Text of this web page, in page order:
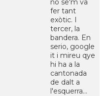
no se'm va
fer tant
exòtic. I
tercer, la
bandera. En
serio, google
it i mireu qye
hi ha a la
cantonada
de dalt a
l'esquerra...